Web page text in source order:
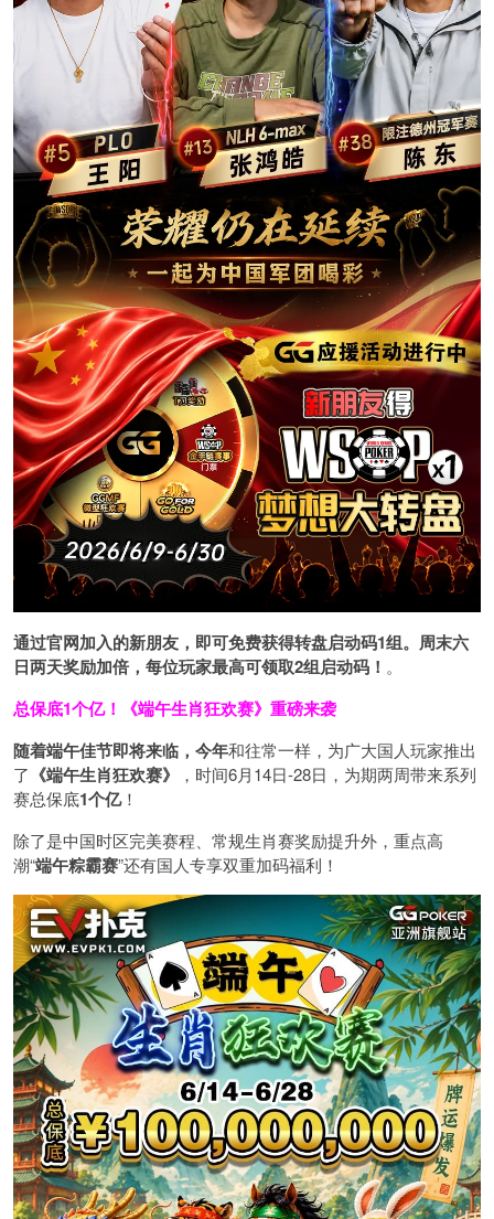
通过官网加入的新朋友，即可免费获得转盘启动码1组。周末六
日两天奖励加倍，每位玩家最高可领取2组启动码！ 。
总保底1个亿！
《端午生肖狂欢赛》重磅来袭
随着端午佳节即将来临，今年和往常一样，为广大国人玩家推出
了 《端午生肖狂欢赛》
，时间6月14日-28日，为期两周带来系列
赛总保底1个亿！
除了是中国时区完美赛程、常规生肖赛奖励提升外，重点高
潮“端午粽霸赛”还有国人专享双重加码福利！